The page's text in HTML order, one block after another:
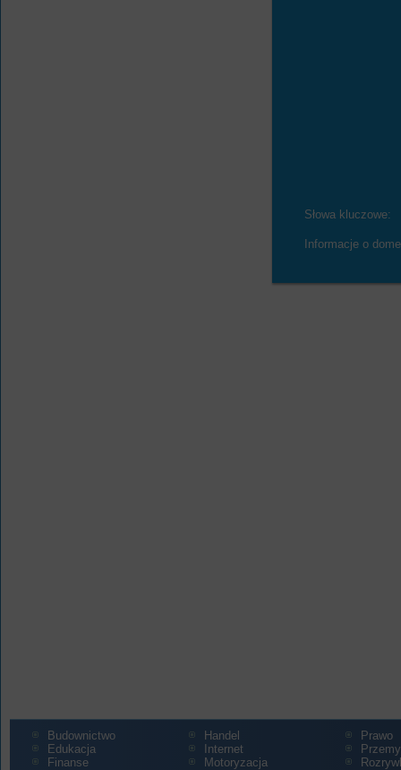
Słowa kluczowe:
Informacje o
Budownictwo
Edukacja
Finanse
Handel
Internet
Motoryzacja
Prawo